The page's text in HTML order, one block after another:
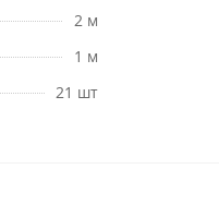
2 м
1 м
21 шт